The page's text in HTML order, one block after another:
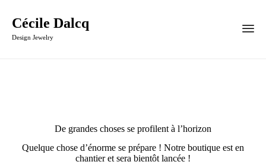
Cécile Dalcq
Design Jewelry
De grandes choses se profilent à l’horizon
Quelque chose d’énorme se prépare ! Notre boutique est en
chantier et sera bientôt lancée !